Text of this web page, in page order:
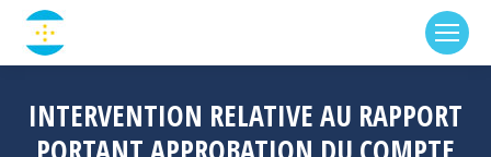
INTERVENTION RELATIVE AU RAPPORT